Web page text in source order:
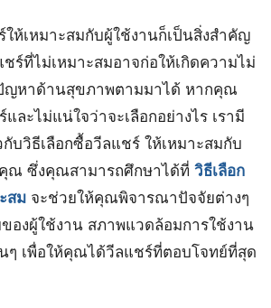
ให้เหมาะสมกับผู้ใช้งานก็เป็นสิ่งสำคัญ
ชร์ที่ไม่เหมาะสมอาจก่อให้เกิดความไม่
ญหาด้านสุขภาพตามมาได้ หากคุณ
ละไม่แน่ใจว่าจะเลือกอย่างไร เรามี
บวิธีเลือกซื้อวีลแชร์ ให้เหมาะสมกับ
ณ ซึ่งคุณสามารถศึกษาได้ที่ วิธีเลือก
สม จะช่วยให้คุณพิจารณาปัจจัยต่างๆ
องผู้ใช้งาน สภาพแวดล้อมการใช้งาน
ๆ เพื่อให้คุณได้วีลแชร์ที่ตอบโจทย์ที่สุด